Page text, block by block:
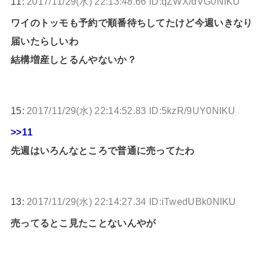
ワイのトッモも予約で順番待ちしてたけど今週いきなり
届いたらしいわ
結構増産しとるんやないか？
15: 2017/11/29(水) 22:14:52.83 ID:5kzR/9UY0NIKU
>>11
先週はいろんなところで普通に売ってたわ
13: 2017/11/29(水) 22:14:27.34 ID:iTwedUBk0NIKU
売ってるとこ見たことないんやが